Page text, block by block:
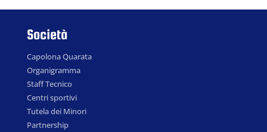
Società
Capolona Quarata
Organigramma
Staff Tecnico
Centri sportivi
Tutela dei Minori
Partnership